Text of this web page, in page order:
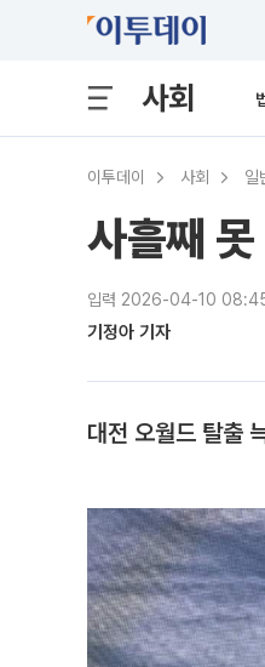
사회
이투데이 사회 일
사흘째
입력 2026-04-10
기정아 기자
대전 오월드 탈출